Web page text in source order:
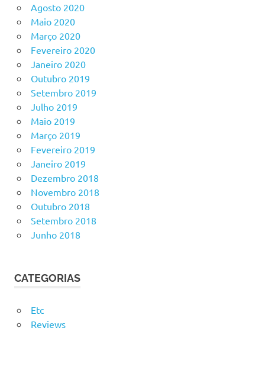
Agosto 2020
Maio 2020
Março 2020
Fevereiro 2020
Janeiro 2020
Outubro 2019
Setembro 2019
Julho 2019
Maio 2019
Março 2019
Fevereiro 2019
Janeiro 2019
Dezembro 2018
Novembro 2018
Outubro 2018
Setembro 2018
Junho 2018
CATEGORIAS
Etc
Reviews